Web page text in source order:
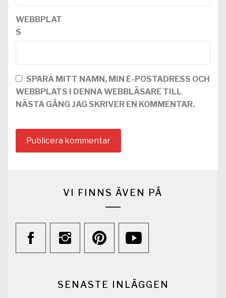
WEBBPLAT
S
SPARA MITT NAMN, MIN E-POSTADRESS OCH
WEBBPLATS I DENNA WEBBLÄSARE TILL
NÄSTA GÅNG JAG SKRIVER EN KOMMENTAR.
VI FINNS ÄVEN PÅ
SENASTE INLÄGGEN